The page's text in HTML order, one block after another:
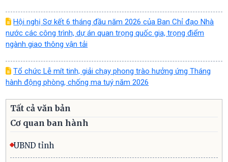
Hội nghị Sơ kết 6 tháng đầu năm 2026 của Ban Chỉ đạo Nhà
nước các công trình, dự án quan trọng quốc gia, trọng điểm
ngành giao thông vận tải
Tổ chức Lễ mít tinh, giải chạy phong trào hưởng ứng Tháng
hành động phòng, chống ma tuý năm 2026
Tất cả văn bản
Cơ quan ban hành
UBND tỉnh